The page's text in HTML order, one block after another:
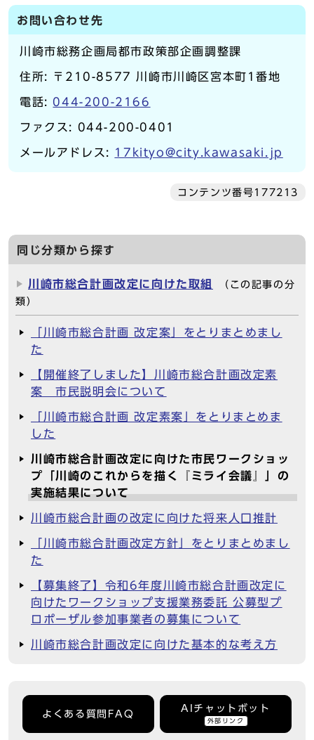
お問い合わせ先
川崎市総務企画局都市政策部企画調整課
住所: 〒210-8577 川崎市川崎区宮本町1番地
電話: 044-200-2166
ファクス: 044-200-0401
メールアドレス: 17kityo@city.kawasaki.jp
コンテンツ番号177213
同じ分類から探す
川崎市総合計画改定に向けた取組
（この記事の分
類）
「川崎市総合計画 改定案」をとりまとめまし
た
【開催終了しました】川崎市総合計画改定素
案 市民説明会について
「川崎市総合計画 改定素案」をとりまとめま
した
川崎市総合計画改定に向けた市民ワークショッ
プ「川崎のこれからを描く『ミライ会議』」の
実施結果について
川崎市総合計画の改定に向けた将来人口推計
「川崎市総合計画改定方針」をとりまとめまし
た
【募集終了】令和6年度川崎市総合計画改定に
向けたワークショップ支援業務委託 公募型プ
ロポーザル参加事業者の募集について
川崎市総合計画改定に向けた基本的な考え方
よくある質問FAQ
AIチャットボット
外部リンク